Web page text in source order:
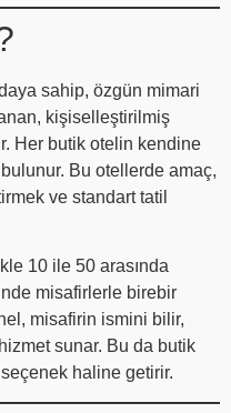
sahip, özgün mimari
kişiselleştirilmiş
Her butik otelin kendine
Bu otellerde amaç,
ve standart tatil
10 ile 50 arasında
misafirlerle birebir
misafirin ismini bilir,
sunar. Bu da butik
haline getirir.